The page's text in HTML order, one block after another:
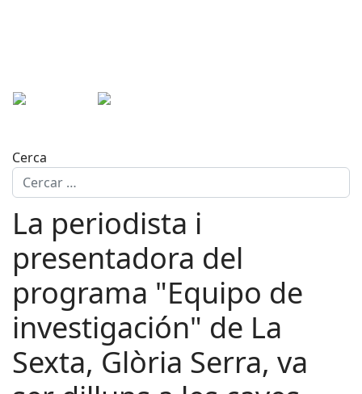
Cerca
La periodista i
presentadora del
programa "Equipo de
investigación" de La
Sexta, Glòria Serra, va